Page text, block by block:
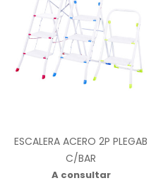
ESCALERA ACERO 2P PLEGAB
C/BAR
A consultar